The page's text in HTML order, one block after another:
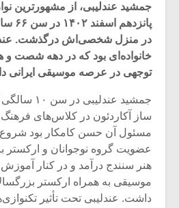
جمشید عندلیبی، از مشهورترین
در منزل شخصی‌‌اش درگذشت.
خانواده‌ای بود که در دهه شصت و
توجهی در عرصه موسیقی ایرانی
جمشید
ساز آکاردئون در کلاس‌های
مسئول آن حسن کامکار بود
عضویت گروه نوجوانان و ارکستر
هنر سنندج درآمد و در کنار
موسیقی به همراه ارکستر
داشت. عندلیبی تحت تأثیر